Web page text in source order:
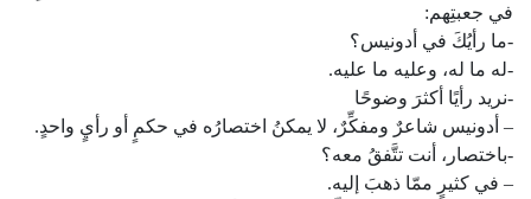
في جعبتِهم:
-ما رأيُكَ في أدونيس؟
-له ما له، وعليه ما عليه.
-نريد رأيًا أكثرَ وضوحًا
– أدونيس شاعرٌ ومفكِّرٌ، لا يمكنُ اختصارُه في حكمٍ أو رأيٍ واحدٍ.
-باختصار، أنت تتَّفقُ معه؟
– في كثيرٍ ممّا ذهبَ إليه.